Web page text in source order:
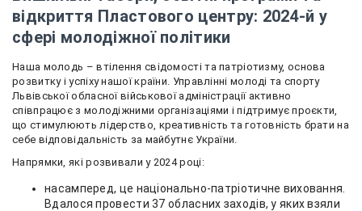
відкриття Пластового центру: 2024-й у
сфері молодіжної політики
Наша молодь – втілення свідомості та патріотизму, основа
розвитку і успіху нашої країни. Управлінні молоді та спорту
Львівської обласної військової адміністрації активно
співпрацює з молодіжними організаціями і підтримує проєкти,
що стимулюють лідерство, креативність та готовність брати на
себе відповідальність за майбутнє України.
Напрямки, які розвивали у 2024 році:
насамперед, це національно-патріотичне виховання.
Вдалося провести 37 обласних заходів, у яких взяли